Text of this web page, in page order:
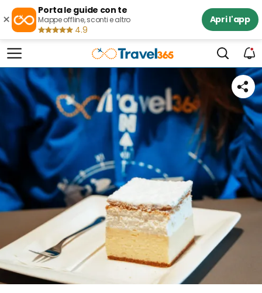
×
Porta le guide con te
Mappe offline, sconti e altro
4.9
Apri l'app